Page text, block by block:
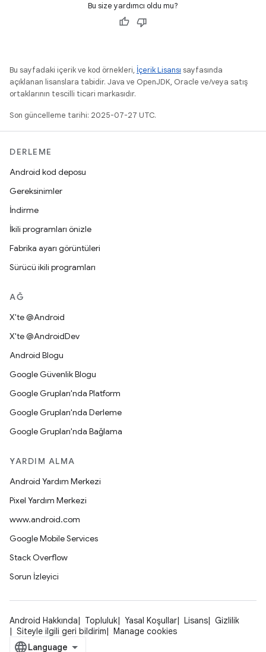
Bu size yardımcı oldu mu?
Bu sayfadaki içerik ve kod örnekleri, İçerik Lisansı sayfasında
açıklanan lisanslara tabidir. Java ve OpenJDK, Oracle ve/veya satış
ortaklarının tescilli ticari markasıdır.
Son güncelleme tarihi: 2025-07-27 UTC.
DERLEME
Android kod deposu
Gereksinimler
İndirme
İkili programları önizle
Fabrika ayarı görüntüleri
Sürücü ikili programları
AĞ
X'te @Android
X'te @AndroidDev
Android Blogu
Google Güvenlik Blogu
Google Grupları'nda Platform
Google Grupları'nda Derleme
Google Grupları'nda Bağlama
YARDIM ALMA
Android Yardım Merkezi
Pixel Yardım Merkezi
www.android.com
Google Mobile Services
Stack Overflow
Sorun İzleyici
Android Hakkında Topluluk Yasal Koşullar Lisans
Gizlilik
Siteyle ilgili geri bildirim
Manage cookies